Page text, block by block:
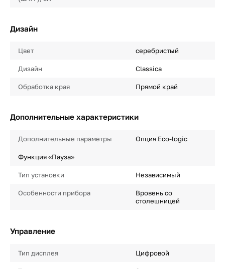
Дизайн
Цвет серебристый
Дизайн Classica
Обработка края Прямой край
Дополнительные характеристики
Дополнительные параметры Опция Eco-logic
Функция «Пауза»
Тип установки Независимый
Особенности прибора
Вровень со
столешницей
Управление
Тип дисплея Цифровой